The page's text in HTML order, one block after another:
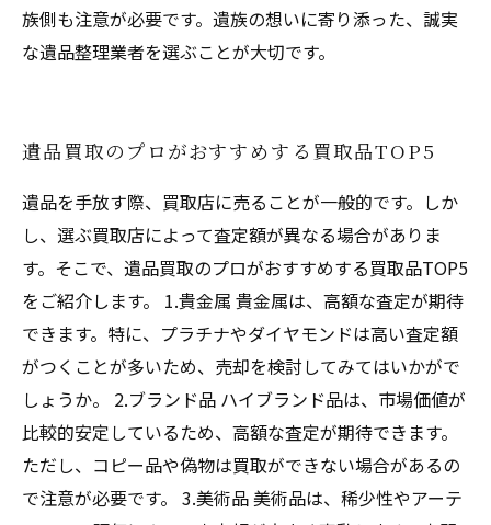
族側も注意が必要です。遺族の想いに寄り添った、誠実
な遺品整理業者を選ぶことが大切です。
遺品買取のプロがおすすめする買取品TOP5
遺品を手放す際、買取店に売ることが一般的です。しか
し、選ぶ買取店によって査定額が異なる場合がありま
す。そこで、遺品買取のプロがおすすめする買取品TOP5
をご紹介します。 1.貴金属 貴金属は、高額な査定が期待
できます。特に、プラチナやダイヤモンドは高い査定額
がつくことが多いため、売却を検討してみてはいかがで
しょうか。 2.ブランド品 ハイブランド品は、市場価値が
比較的安定しているため、高額な査定が期待できます。
ただし、コピー品や偽物は買取ができない場合があるの
で注意が必要です。 3.美術品 美術品は、稀少性やアーテ